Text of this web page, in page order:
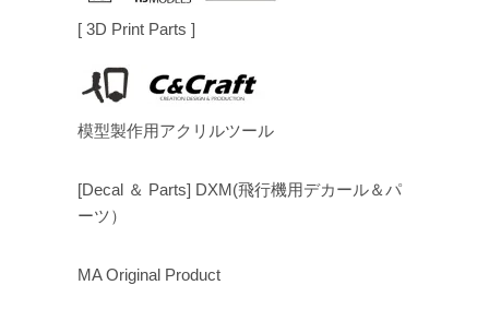
[ 3D Print Parts ]
模型製作用アクリルツール
[Decal ＆ Parts] DXM(飛行機用デカール＆パ
ーツ）
MA Original Product